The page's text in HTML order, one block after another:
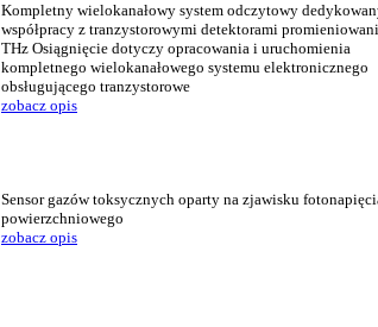
Kompletny wielokanałowy system odczytowy
współpracy z tranzystorowymi detektorami
THz Osiągnięcie dotyczy opracowania i uruchomienia
kompletnego wielokanałowego systemu elektronicznego
obsługującego tranzystorowe
zobacz opis
Sensor gazów toksycznych oparty na zjawisku
powierzchniowego
zobacz opis